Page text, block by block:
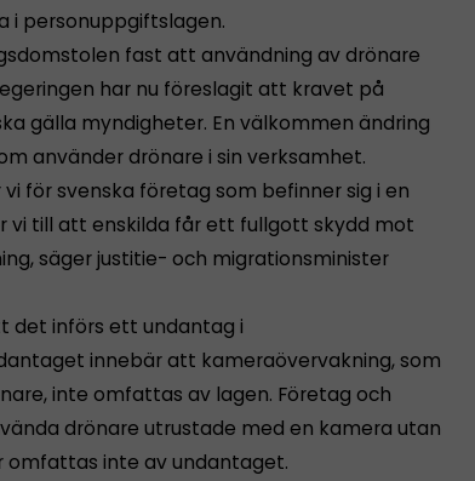
i personuppgiftslagen.
fast att användning av drönare
har nu föreslagit att kravet på
gälla myndigheter. En välkommen ändring
använder drönare i sin verksamhet.
för svenska företag som befinner sig i en
vi till att enskilda får ett fullgott skydd mot
säger justitie- och migrationsminister
det införs ett undantag i
innebär att kameraövervakning, som
inte omfattas av lagen. Företag och
drönare utrustade med en kamera utan
omfattas inte av undantaget.